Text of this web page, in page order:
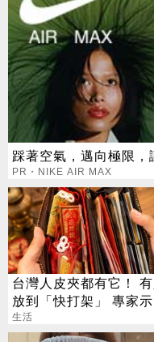
踩著空氣，邁向極限，
PR・NIKE AIR MAX
台灣人皮夾都有它！ 有
放到「快打架」 專家示
警：會過期
生活